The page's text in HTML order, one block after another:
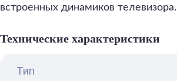
встроенных динамиков телевизора.
Технические характеристики
Тип